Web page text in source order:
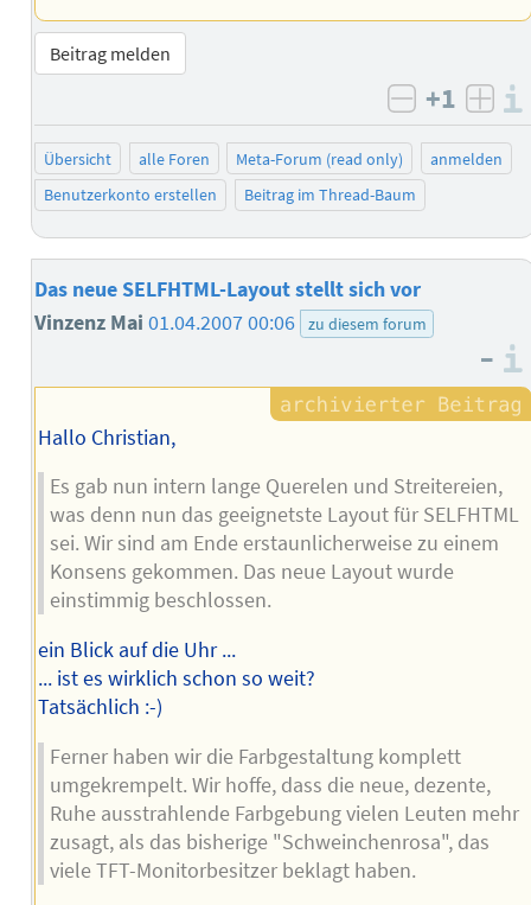
Beitrag melden
negativ
+1
Übersicht alle Foren Meta-Forum (read only)
anmelden
Benutzerkonto erstellen
Beitrag im Thread-Baum
Das neue SELFHTML-Layout stellt sich vor
Vinzenz Mai01.04.2007 00:06 zu diesem forum
–
Hallo Christian,
Es gab nun intern lange Querelen und Streitereien,
was denn nun das geeignetste Layout für SELFHTML
sei. Wir sind am Ende erstaunlicherweise zu einem
Konsens gekommen. Das neue Layout wurde
einstimmig beschlossen.
ein Blick auf die Uhr ...
... ist es wirklich schon so weit?
Tatsächlich :-)
Ferner haben wir die Farbgestaltung komplett
umgekrempelt. Wir hoffe, dass die neue, dezente,
Ruhe ausstrahlende Farbgebung vielen Leuten mehr
zusagt, als das bisherige "Schweinchenrosa", das
viele TFT-Monitorbesitzer beklagt haben.